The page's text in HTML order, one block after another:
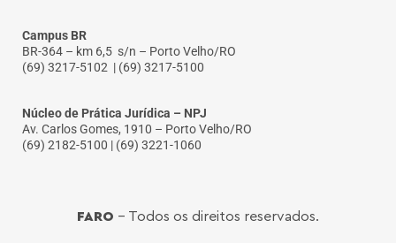
Campus BR
BR-364 – km 6,5 s/n – Porto Velho/RO
(69) 3217-5102 | (69) 3217-5100
Núcleo de Prática Jurídica – NPJ
Av. Carlos Gomes, 1910 – Porto Velho/RO
(69) 2182-5100 | (69) 3221-1060
FARO - Todos os direitos reservados.